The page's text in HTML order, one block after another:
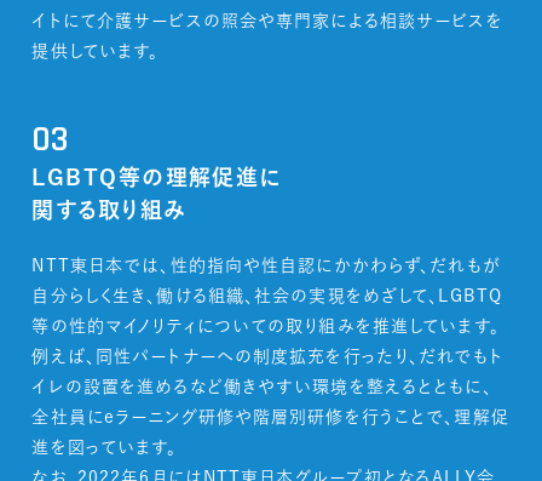
イトにて介護サービスの照会や専門家による相談サービスを
提供しています。
03
LGBTQ等の理解促進に
関する取り組み
NTT東日本では、性的指向や性自認にかかわらず、だれもが
自分らしく生き、働ける組織、社会の実現をめざして、LGBTQ
等の性的マイノリティについての取り組みを推進しています。
例えば、同性パートナーへの制度拡充を行ったり、だれでもト
イレの設置を進めるなど働きやすい環境を整えるとともに、
全社員にeラーニング研修や階層別研修を行うことで、理解促
進を図っています。
なお、2022年6月にはNTT東日本グループ初となるALLY会